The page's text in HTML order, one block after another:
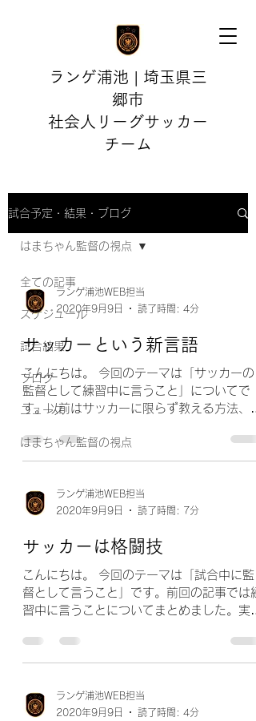
ランゲ浦池 | 埼玉県三
郷市
社会人リーグサッカー
チーム
試合予定・結果・ブログ
全ての記事
スケジュール
試合結果
ブログ
ニュース
はまちゃん監督の視点
はまちゃん監督の視点
ランゲ浦池WEB担当
2020年9月9日
読了時間: 4分
サッカーという新言語
こんにちは。 今回のテーマは「サッカーの
監督として練習中に言うこと」についてで
す。以前はサッカーに限らず教える方法、内
予備校講師だった経験も応用することができ
ましたが、今回はサッカーに特化していま
ランゲ浦池WEB担当
2020年9月9日
読了時間: 7分
サッカーは格闘技
こんにちは。 今回のテーマは「試合中に監
督として言うこと」です。前回の記事では練
習中に言うことについてまとめました。実際
ん出てきます。しかしその言いたいことの
「どの部分」を「どのようにして」伝えるか
ランゲ浦池WEB担当
2020年9月9日
読了時間: 4分